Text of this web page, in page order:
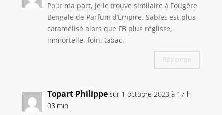
Pour ma part, je le trouve similaire à Fougère
Bengale de Parfum d’Empire. Sables est plus
caramélisé alors que FB plus réglisse,
immortelle, foin, tabac.
Réponse
Topart Philippe sur 1 octobre 2023 à 17 h
08 min